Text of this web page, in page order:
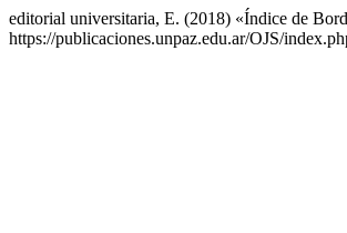
editorial universitaria, E. (2018) «Índice de
https://publicaciones.unpaz.edu.ar/OJS/